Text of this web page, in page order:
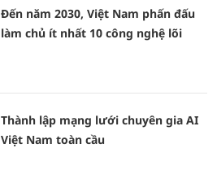
Đến năm 2030, Việt Nam phấn đấu
làm chủ ít nhất 10 công nghệ lõi
Thành lập mạng lưới chuyên gia AI
Việt Nam toàn cầu